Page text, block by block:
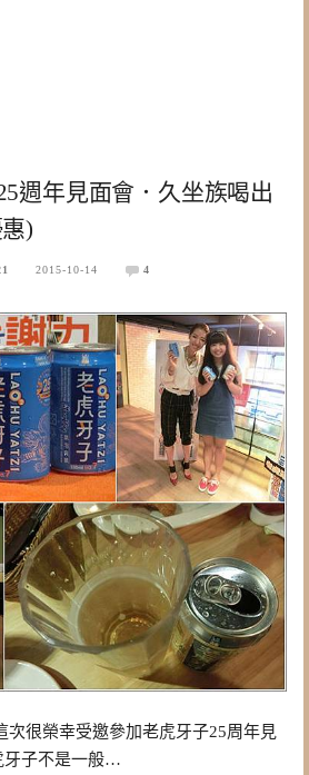
週年見面會．久坐族喝出
)
2015-10-14 4
次很榮幸受邀參加老虎牙子25周年見
牙子不是一般…